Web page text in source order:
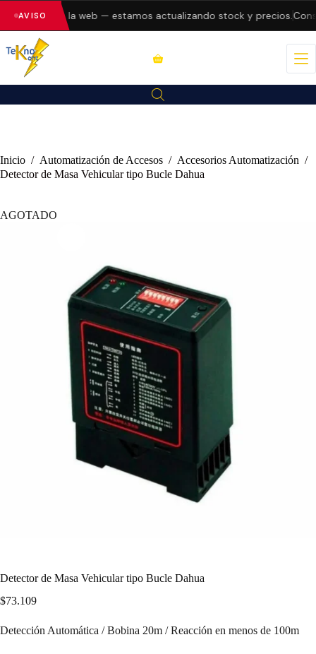
AVISO
errores en la web — estamos actualizando stock y precios.
Inicio / Automatización de Accesos / Accesorios Automatización /
Detector de Masa Vehicular tipo Bucle Dahua
AGOTADO
Detector de Masa Vehicular tipo Bucle Dahua
$73.109
Detección Automática / Bobina 20m / Reacción en menos de 100m